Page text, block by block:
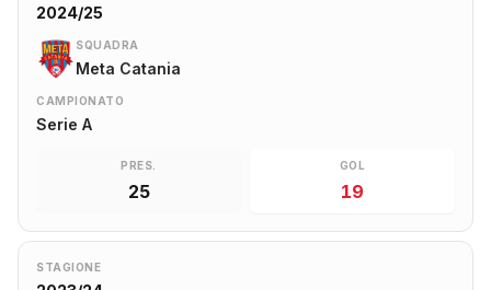
2024/25
SQUADRA
Meta Catania
CAMPIONATO
Serie A
PRES.
25
GOL
19
STAGIONE